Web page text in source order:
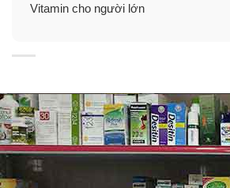
Vitamin cho người lớn